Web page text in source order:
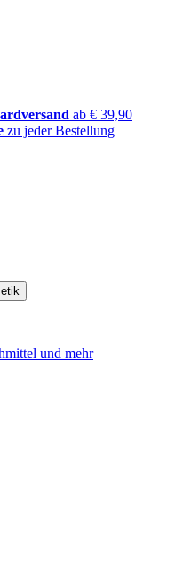
ab € 39,90
zu jeder Bestellung
und mehr